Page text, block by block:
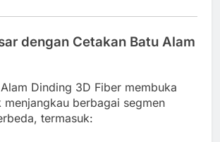
dengan Cetakan Batu Alam
Dinding 3D Fiber membuka
menjangkau berbagai segmen
termasuk: